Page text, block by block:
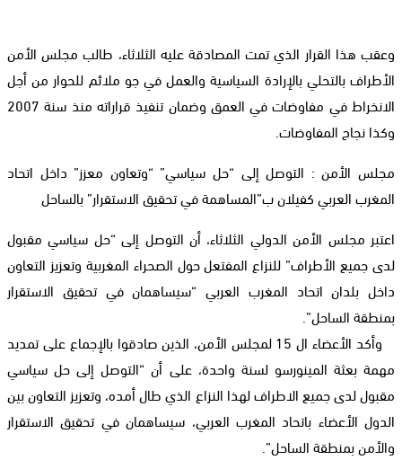
وعقب هذا القرار الذي تمت المصادقة عليه الثلاثاء، طالب مجلس الأمن
الأطراف بالتحلي بالإرادة السياسية والعمل في جو ملائم للحوار من أجل
الانخراط في مفاوضات في العمق وضمان تنفيذ قراراته منذ سنة 2007
وكذا نجاح المفاوضات.
مجلس الأمن : التوصل إلى “حل سياسي” “وتعاون معزز” داخل اتحاد
المغرب العربي كفيلان ب”المساهمة في تحقيق الاستقرار” بالساحل
اعتبر مجلس الأمن الدولي الثلاثاء، أن التوصل إلى “حل سياسي مقبول
لدى جميع الأطراف” للنزاع المفتعل حول الصحراء المغربية وتعزيز التعاون
داخل بلدان اتحاد المغرب العربي “سيساهمان في تحقيق الاستقرار
بمنطقة الساحل”.
وأكد الأعضاء ال 15 لمجلس الأمن، الذين صادقوا بالإجماع على تمديد
مهمة بعثة المينورسو لسنة واحدة، على أن “التوصل إلى حل سياسي
مقبول لدى جميع الاطراف لهذا النزاع الذي طال أمده، وتعزيز التعاون بين
الدول الأعضاء باتحاد المغرب العربي، سيساهمان في تحقيق الاستقرار
والأمن بمنطقة الساحل”.